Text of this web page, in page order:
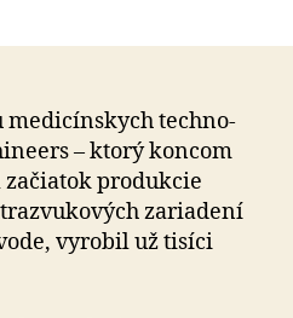
novom
košickom
už
tisíc
me­di­cín­skych tech­no­
– ktorý koncom
pro­dukcie
za­ria­dení
vyrobil už tisíci